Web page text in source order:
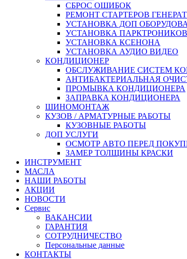
СБРОС ОШИБОК
РЕМОНТ СТАРТЕРОВ
УСТАНОВКА ДОП
УСТАНОВКА ПАРКТРОНИКОВ
УСТАНОВКА КСЕНОНА
УСТАНОВКА АУДИО ВИДЕО
КОНДИЦИОНЕР
ОБСЛУЖИВАНИЕ СИСТЕМ
АНТИБАКТЕРИАЛЬНАЯ
ПРОМЫВКА КОНДИЦИОНЕРА
ЗАПРАВКА КОНДИЦИОНЕРА
ШИНОМОНТАЖ
КУЗОВ / АРМАТУРНЫЕ РАБОТЫ
КУЗОВНЫЕ РАБОТЫ
ДОП УСЛУГИ
ОСМОТР АВТО ПЕРЕД
ЗАМЕР ТОЛЩИНЫ КРАСКИ
ИНСТРУМЕНТ
МАСЛА
НАШИ РАБОТЫ
АКЦИИ
НОВОСТИ
Сервис
ВАКАНСИИ
ГАРАНТИЯ
СОТРУДНИЧЕСТВО
Персональные данные
КОНТАКТЫ